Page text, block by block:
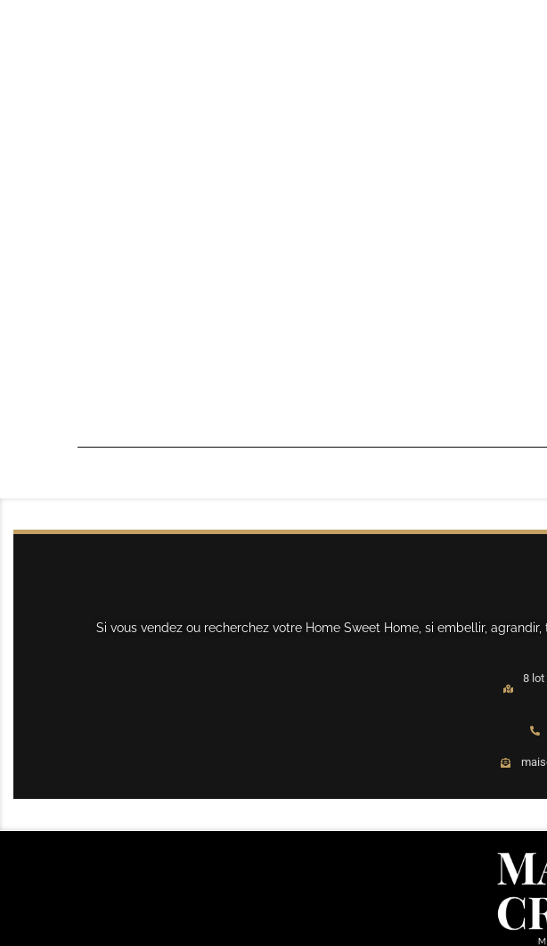
Si vous vendez ou recherchez votre Home Sweet Home, si embellir,
8 lot